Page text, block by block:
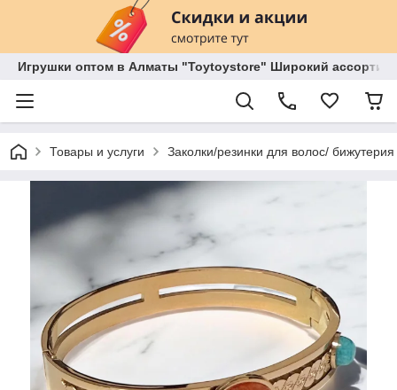
Игрушки оптом в Алматы "Toytoystore" Широкий
Товары и услуги Заколки/резинки для волос/ бижутерия